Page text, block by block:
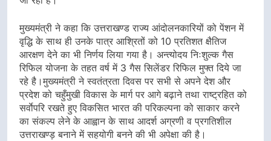
मुख्यमंत्री ने कहा कि उत्तराखण्ड राज्य आंदोलनकारियों को पेंशन में
वृद्धि के साथ ही उनके पात्र आश्रितों को 10 प्रतिशत क्षैतिज
आरक्षण देने का भी निर्णय लिया गया है। अन्त्योदय निःशुल्क गैस
रिफिल योजना के तहत वर्ष में 3 गैस सिलेंडर रिफिल मुफ्त दिये जा
रहे है।मुख्यमंत्री ने स्वतंत्रता दिवस पर सभी से अपने देश और
प्रदेश को चहुँमुखी विकास के मार्ग पर आगे बढ़ाने तथा राष्ट्रहित को
सर्वाेपरि रखते हुए विकसित भारत की परिकल्पना को साकार करने
का संकल्प लेने के आह्वान के साथ आदर्श अग्रणी व प्रगतिशील
उत्तराखण्ड़ बनाने में सहयोगी बनने की भी अपेक्षा की है।